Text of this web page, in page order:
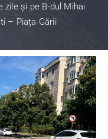
zile și pe B-dul Mihai
– Piața Gării